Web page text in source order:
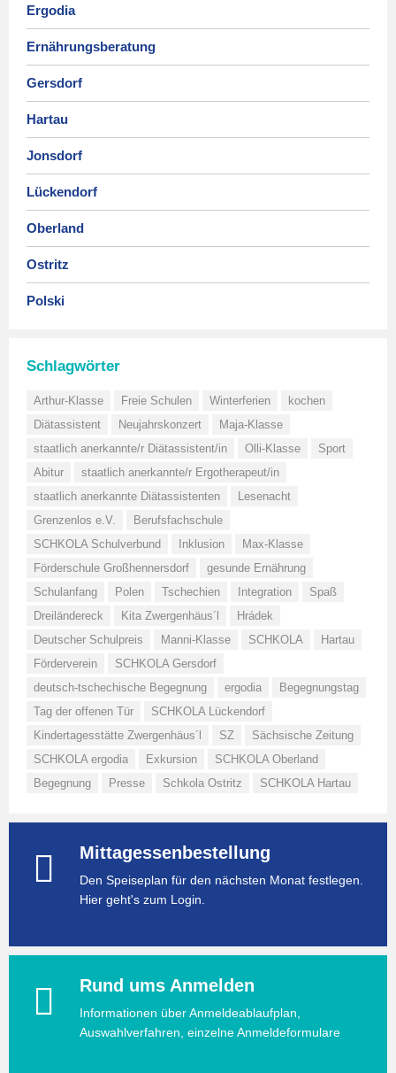
Ergodia
Ernährungsberatung
Gersdorf
Hartau
Jonsdorf
Lückendorf
Oberland
Ostritz
Polski
Schlagwörter
Arthur-Klasse Freie Schulen Winterferien
kochen
Diätassistent
Neujahrskonzert
Maja-Klasse
staatlich anerkannte/r Diätassistent/in
Olli-Klasse
Sport
Abitur
staatlich anerkannte/r Ergotherapeut/in
staatlich anerkannte Diätassistenten
Lesenacht
Grenzenlos e.V.
Berufsfachschule
SCHKOLA Schulverbund
Inklusion
Max-Klasse
Förderschule Großhennersdorf
gesunde Ernährung
Schulanfang
Polen Tschechien Integration
Spaß
Dreiländereck
Kita Zwergenhäus´l
Hrádek
Deutscher Schulpreis
Manni-Klasse SCHKOLA
Hartau
Förderverein
SCHKOLA Gersdorf
deutsch-tschechische Begegnung
ergodia
Begegnungstag
Tag der offenen Tür
SCHKOLA Lückendorf
Kindertagesstätte Zwergenhäus´l
SZ
Sächsische Zeitung
SCHKOLA ergodia
Exkursion
SCHKOLA Oberland
Begegnung
Presse Schkola Ostritz SCHKOLA Hartau
Mittagessenbestellung
Den Speiseplan für den nächsten Monat festlegen.
Hier geht's zum Login.
Rund ums Anmelden
Informationen über Anmeldeablaufplan,
Auswahlverfahren, einzelne Anmeldeformulare